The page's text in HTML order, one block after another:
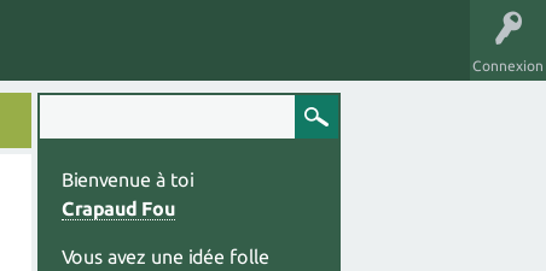
Connexion
Bienvenue à toi
Crapaud Fou
Vous avez une idée folle